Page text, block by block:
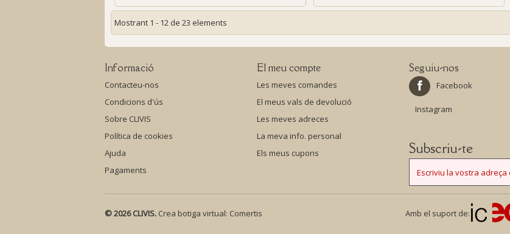
Mostrant 1 - 12 de 23 elements
Informació
Contacteu-nos
Condicions d'ús
Sobre CLIVIS
Política de cookies
Ajuda
Pagaments
El meu compte
Les meves comandes
El meus vals de devolució
Les meves adreces
La meva info. personal
Els meus cupons
Seguiu-nos
Facebook
Instagram
Subscriu-te
© 2026 CLIVIS. Crea botiga virtual: Comertis Amb el suport de: